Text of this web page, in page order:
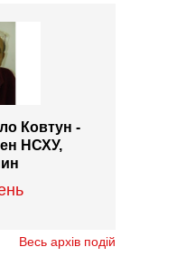
Ковтун -
НСХУ,
Весь архів подій